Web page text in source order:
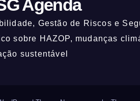
Agenda
Gestão de Riscos e
sobre HAZOP, mudanças
sustentável